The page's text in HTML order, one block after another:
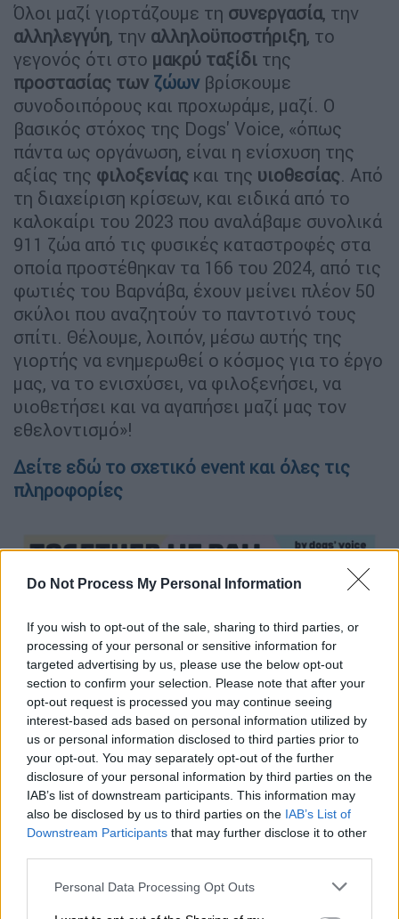
Do Not Process My Personal Information
If you wish to opt-out of the sale, sharing to third parties, or
processing of your personal or sensitive information for
targeted advertising by us, please use the below opt-out
section to confirm your selection. Please note that after your
opt-out request is processed you may continue seeing
interest-based ads based on personal information utilized by
us or personal information disclosed to third parties prior to
your opt-out. You may separately opt-out of the further
disclosure of your personal information by third parties on the
IAB’s list of downstream participants. This information may
also be disclosed by us to third parties on the IAB’s List of
Downstream Participants that may further disclose it to other
Please note that this website/app uses one or more Google
Personal Data Processing Opt Outs
Όλοι μαζί γιορτάζουμε τη συνεργασία, την
αλληλεγγύη, την αλληλοϋποστήριξη, το
γεγονός ότι στο μακρύ ταξίδι της
προστασίας των ζώων βρίσκουμε
συνοδοιπόρους και προχωράμε, μαζί. Ο
βασικός στόχος της Dogs' Voice, «όπως
πάντα ως οργάνωση, είναι η ενίσχυση της
αξίας της φιλοξενίας και της υιοθεσίας. Από
τη διαχείριση κρίσεων, και ειδικά από το
καλοκαίρι του 2023 που αναλάβαμε συνολικά
911 ζώα από τις φυσικές καταστροφές στα
οποία προστέθηκαν τα 166 του 2024, από τις
φωτιές του Βαρνάβα, έχουν μείνει πλέον 50
σκύλοι που αναζητούν το παντοτινό τους
σπίτι. Θέλουμε, λοιπόν, μέσω αυτής της
γιορτής να ενημερωθεί ο κόσμος για το έργο
μας, να το ενισχύσει, να φιλοξενήσει, να
υιοθετήσει και να αγαπήσει μαζί μας τον
εθελοντισμό»!
Δείτε εδώ το σχετικό event και όλες τις
πληροφορίες